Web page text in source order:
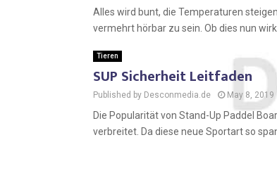
Alles wird bunt, die Temperaturen
vermehrt hörbar zu sein. Ob dies nun
Tieren
SUP Sicherheit Leitfaden
Published by Desconmedia.de May 8, 2019
Die Popularität von Stand-Up Paddel
verbreitet. Da diese neue Sportart so